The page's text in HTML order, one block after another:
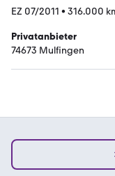
EZ 07/2011 • 316.000
Privatanbieter
74673 Mulfingen